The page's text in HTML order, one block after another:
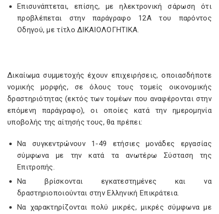
Επισυνάπτεται, επίσης, με ηλεκτρονική σάρωση ότι
προβλέπεται στην παράγραφο 12Α του παρόντος
Οδηγού, με τίτλο ΔΙΚΑΙΟΛΟΓΗΤΙΚΑ.
Δικαίωμα συμμετοχής έχουν επιχειρήσεις, οποιασδήποτε
νομικής μορφής, σε όλους τους τομείς οικονομικής
δραστηριότητας (εκτός των τομέων που αναφέρονται στην
επόμενη παράγραφο), οι οποίες κατά την ημερομηνία
υποβολής της αίτησής τους, θα πρέπει:
Να συγκεντρώνουν 1-49 ετήσιες μονάδες εργασίας
σύμφωνα με την κατά τα ανωτέρω Σύσταση της
Επιτροπής.
Να βρίσκονται εγκατεστημένες και να
δραστηριοποιούνται στην Ελληνική Επικράτεια.
Να χαρακτηρίζονται πολύ μικρές, μικρές σύμφωνα με